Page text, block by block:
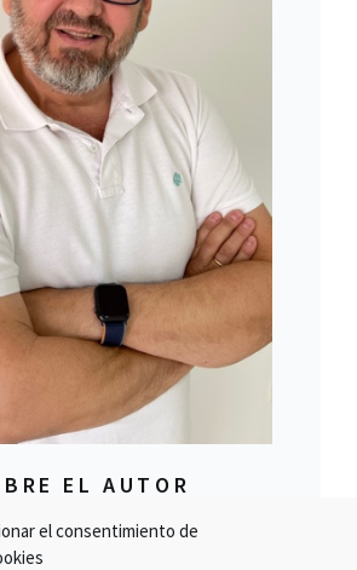
el consentimiento de
EL AUTOR